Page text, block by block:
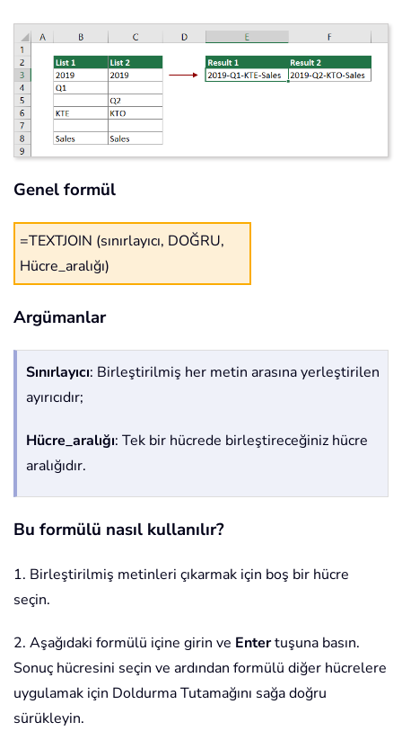
Genel formül
=TEXTJOIN (sınırlayıcı, DOĞRU,
Hücre_aralığı)
Argümanlar
Sınırlayıcı: Birleştirilmiş her metin arasına yerleştirilen
ayırıcıdır;
Hücre_aralığı: Tek bir hücrede birleştireceğiniz hücre
aralığıdır.
Bu formülü nasıl kullanılır?
1. Birleştirilmiş metinleri çıkarmak için boş bir hücre
seçin.
2. Aşağıdaki formülü içine girin ve Entertuşuna basın.
Sonuç hücresini seçin ve ardından formülü diğer hücrelere
uygulamak için Doldurma Tutamağını sağa doğru
sürükleyin.